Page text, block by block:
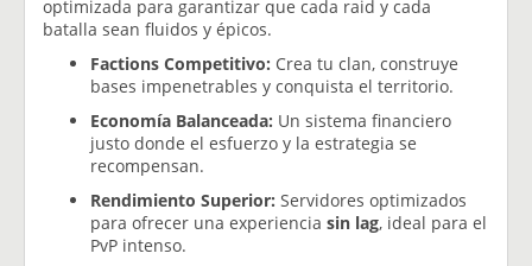
optimizada para garantizar que cada raid y cada
batalla sean fluidos y épicos.
Factions Competitivo: Crea tu clan, construye
bases impenetrables y conquista el territorio.
Economía Balanceada: Un sistema financiero
justo donde el esfuerzo y la estrategia se
recompensan.
Rendimiento Superior: Servidores optimizados
para ofrecer una experiencia sin lag, ideal para el
PvP intenso.